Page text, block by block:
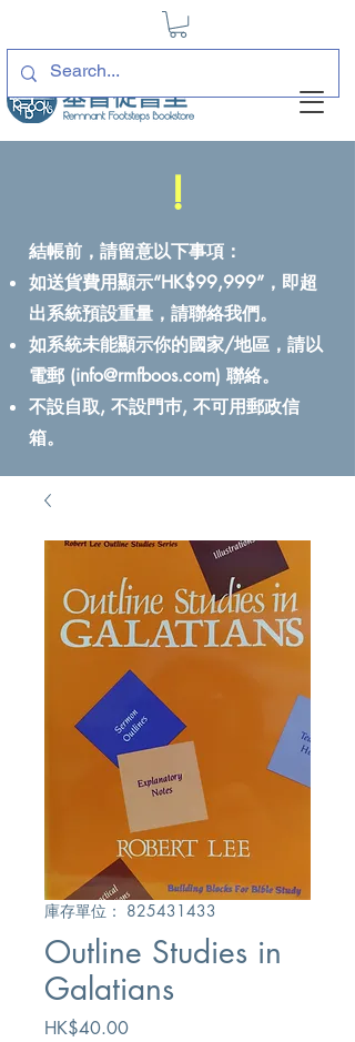
!
結帳前，請留意以下事項：
如送貨費用顯示“HK$99,999”，即超
出系統預設重量，請聯絡我們。
如系統未能顯示你的國家/地區，請以
電郵 (info@rmfboos.com) 聯絡。
不設自取, 不設門巿, 不可用郵政信
箱。
庫存單位： 825431433
Outline Studies in
Galatians
HK$40.00價